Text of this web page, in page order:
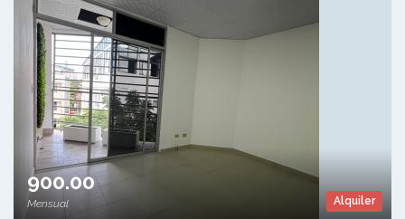
Alquiler
900.00
Mensual